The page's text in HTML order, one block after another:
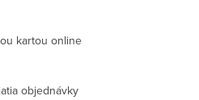
kartou online
objednávky